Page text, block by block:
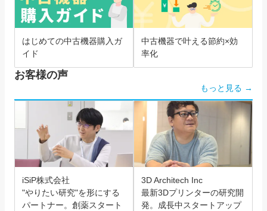
はじめての中古機器購入ガ
イド
中古機器で叶える節約×効
率化
お客様の声
もっと見る →
iSiP株式会社
"やりたい研究"を形にする
パートナー。創薬スタート
3D Architech Inc
最新3Dプリンターの研究開
発。成長中スタートアップ